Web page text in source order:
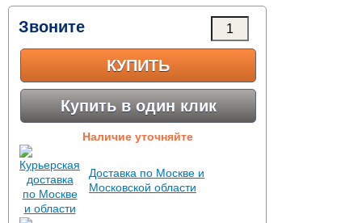
Звоните
КУПИТЬ
Купить в один клик
Наличие уточняйте
Доставка по Москве и
Московской области